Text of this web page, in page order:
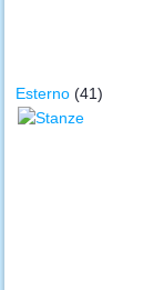
Esterno (41)